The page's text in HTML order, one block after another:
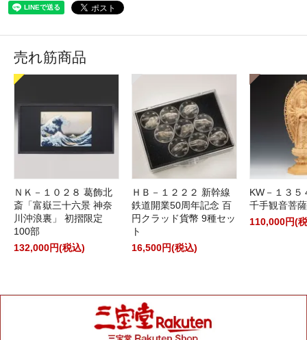
売れ筋商品
ＮＫ－１０２８ 葛飾北
斎「富嶽三十六景 神奈
川沖浪裏」 初摺限定
100部
132,000円(税込)
ＨＢ－１２２２ 新幹線
鉄道開業50周年記念 百
円クラッド貨幣 9種セッ
ト
16,500円(税込)
KW－１３
千手観音菩
110,000円(